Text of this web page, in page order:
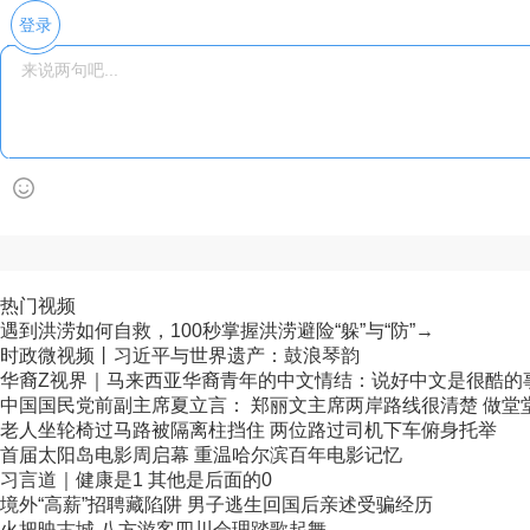
登录
热门视频
遇到洪涝如何自救，100秒掌握洪涝避险“躲”与“防”→
时政微视频丨习近平与世界遗产：鼓浪琴韵
华裔Z视界｜马来西亚华裔青年的中文情结：说好中文是很酷的
中国国民党前副主席夏立言： 郑丽文主席两岸路线很清楚 做堂
老人坐轮椅过马路被隔离柱挡住 两位路过司机下车俯身托举
首届太阳岛电影周启幕 重温哈尔滨百年电影记忆
习言道｜健康是1 其他是后面的0
境外“高薪”招聘藏陷阱 男子逃生回国后亲述受骗经历